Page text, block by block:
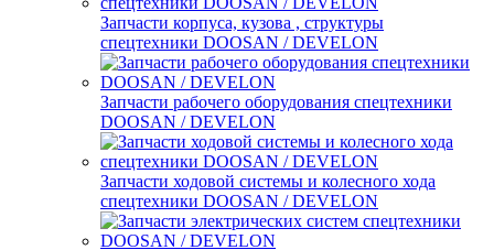
Запчасти корпуса, кузова , структуры
спецтехники DOOSAN / DEVELON
Запчасти рабочего оборудования спецтехники
DOOSAN / DEVELON
Запчасти ходовой системы и колесного хода
спецтехники DOOSAN / DEVELON